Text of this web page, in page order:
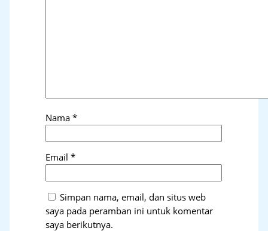
Nama*
Email*
Simpan nama, email, dan situs web
saya pada peramban ini untuk komentar
saya berikutnya.